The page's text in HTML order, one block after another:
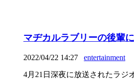
マヂカルラブリーの後輩
2022/04/22 14:27 entertainment
4月21日深夜に放送されたラジ